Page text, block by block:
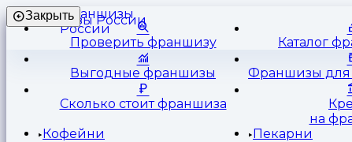
Франшизы
России
Закрыть
Проверить франшизу Каталог
Выгодные франшизы Франшизы для
Сколько стоит франшиза
на
Кофейни
Пекарни